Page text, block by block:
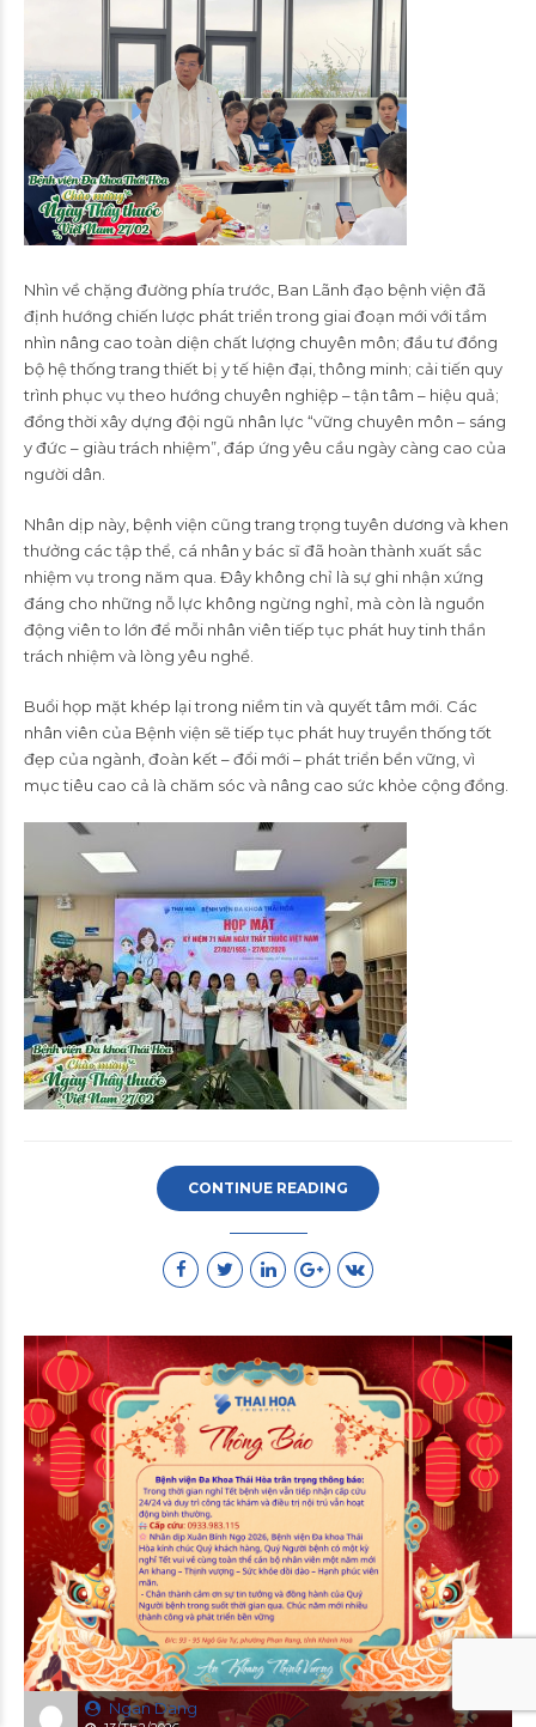
Nhìn về chặng đường phía trước, Ban Lãnh đạo bệnh viện đã
định hướng chiến lược phát triển trong giai đoạn mới với tầm
nhìn nâng cao toàn diện chất lượng chuyên môn; đầu tư đồng
bộ hệ thống trang thiết bị y tế hiện đại, thông minh; cải tiến quy
trình phục vụ theo hướng chuyên nghiệp – tận tâm – hiệu quả;
đồng thời xây dựng đội ngũ nhân lực “vững chuyên môn – sáng
y đức – giàu trách nhiệm”, đáp ứng yêu cầu ngày càng cao của
người dân.
Nhân dịp này, bệnh viện cũng trang trọng tuyên dương và khen
thưởng các tập thể, cá nhân y bác sĩ đã hoàn thành xuất sắc
nhiệm vụ trong năm qua. Đây không chỉ là sự ghi nhận xứng
đáng cho những nỗ lực không ngừng nghỉ, mà còn là nguồn
động viên to lớn để mỗi nhân viên tiếp tục phát huy tinh thần
trách nhiệm và lòng yêu nghề.
Buổi họp mặt khép lại trong niềm tin và quyết tâm mới. Các
nhân viên của Bệnh viện sẽ tiếp tục phát huy truyền thống tốt
đẹp của ngành, đoàn kết – đổi mới – phát triển bền vững, vì
mục tiêu cao cả là chăm sóc và nâng cao sức khỏe cộng đồng.
CONTINUE READING
Ngan Dang